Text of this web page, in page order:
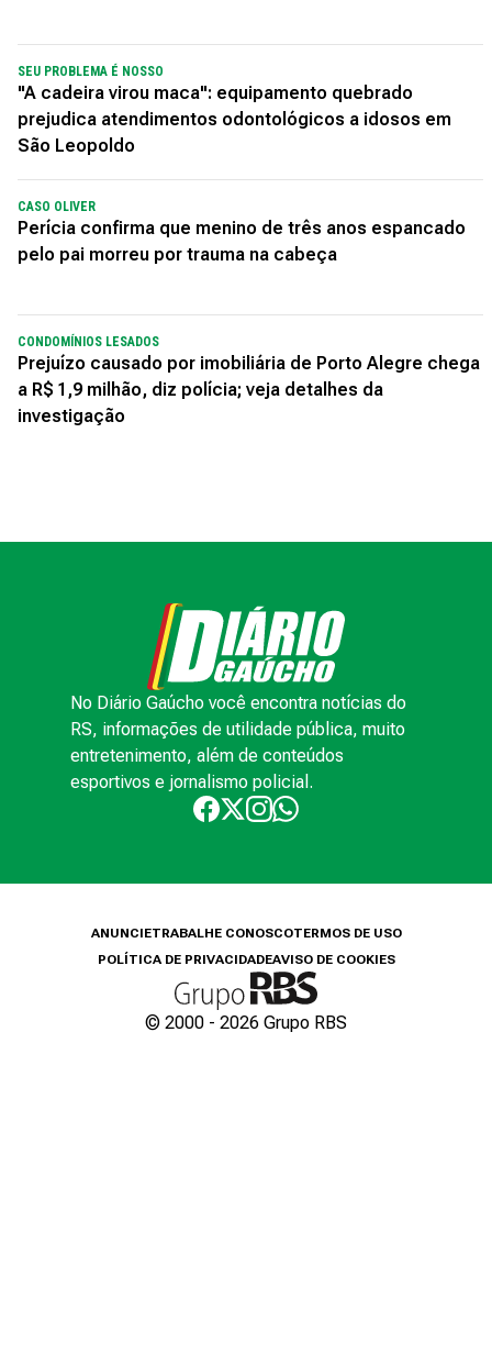
SEU PROBLEMA É NOSSO
"A cadeira virou maca": equipamento quebrado
prejudica atendimentos odontológicos a idosos em
São Leopoldo
CASO OLIVER
Perícia confirma que menino de três anos espancado
pelo pai morreu por trauma na cabeça
CONDOMÍNIOS LESADOS
Prejuízo causado por imobiliária de Porto Alegre chega
a R$ 1,9 milhão, diz polícia; veja detalhes da
investigação
No Diário Gaúcho você encontra notícias do
RS, informações de utilidade pública, muito
entretenimento, além de conteúdos
esportivos e jornalismo policial.
ANUNCIETRABALHE CONOSCOTERMOS DE USO
POLÍTICA DE PRIVACIDADEAVISO DE COOKIES
© 2000 - 2026 Grupo RBS